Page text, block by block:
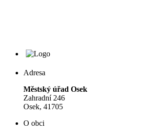
Adresa
Městský úřad Osek
Zahradní 246
Osek, 41705
O obci